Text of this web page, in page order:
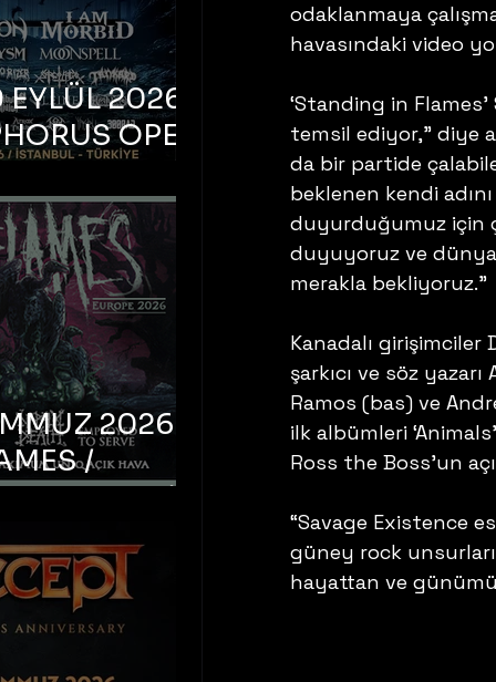
odaklanmaya
havasındaki video
‘Standing in
temsil ediyor,” diye
da bir partide
beklenen kendi
duyurduğumuz için
duyuyoruz ve
merakla bekliyoruz.”
Kanadalı
şarkıcı ve söz
Ramos (bas) ve
ilk albümleri
Ross the Boss’un
“Savage Existence
güney rock
hayattan ve
2026 –
OPEN
FEST
2026 –
/
DEATH /
– İstanbul,
Uniq